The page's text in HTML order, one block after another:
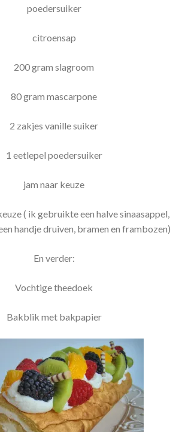
poedersuiker
citroensap
200 gram slagroom
80 gram mascarpone
2 zakjes vanille suiker
1 eetlepel poedersuiker
jam naar keuze
( ik gebruikte een halve sinaasappel,
handje druiven, bramen en frambozen)
En verder:
Vochtige theedoek
Bakblik met bakpapier